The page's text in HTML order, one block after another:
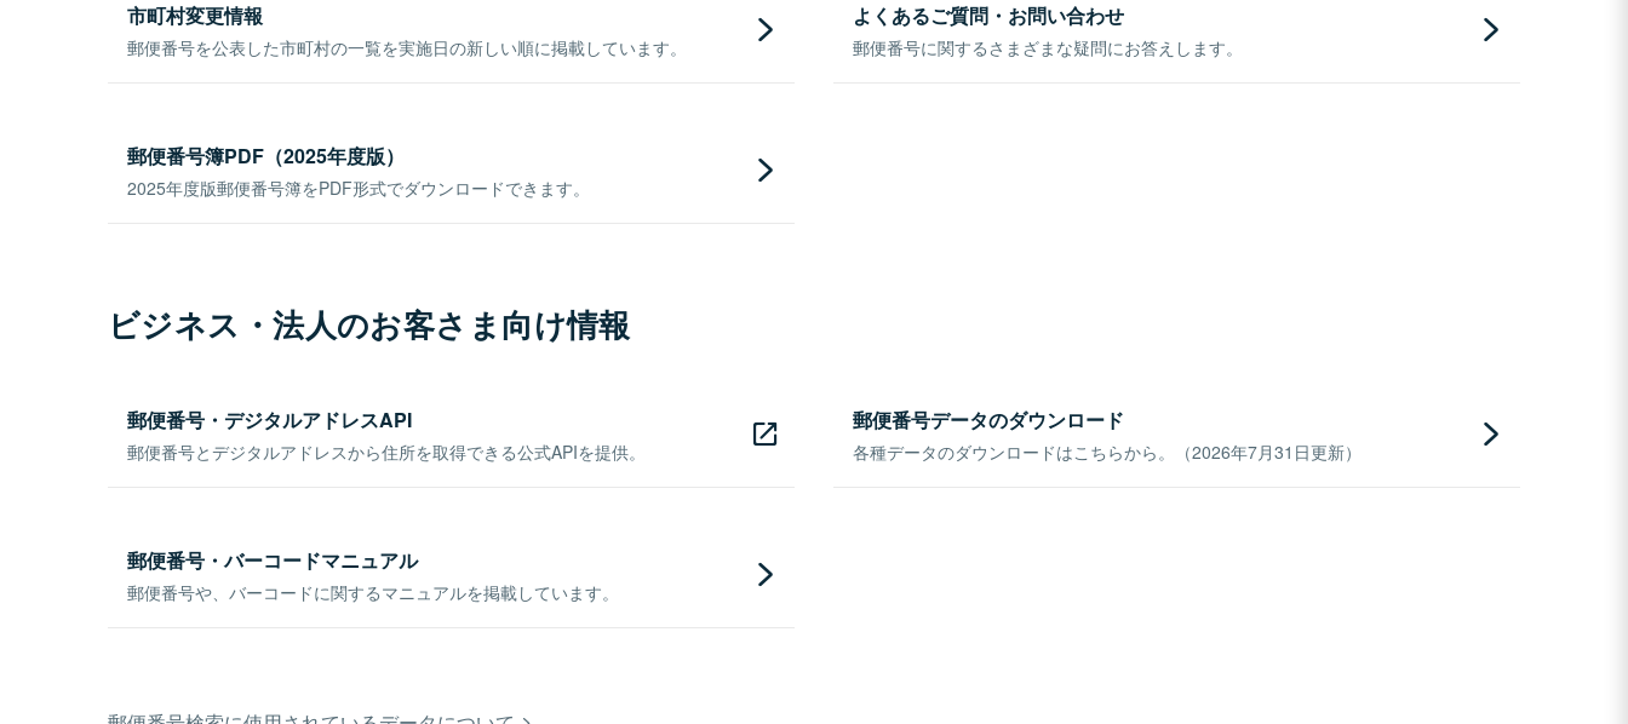
市町村変更情報
郵便番号を公表した市町村の一覧を実施日の新しい順に掲載しています。
よくあるご質問・お問い合わせ
郵便番号に関するさまざまな疑問にお答えします。
郵便番号簿PDF（2025年度版）
2025年度版郵便番号簿をPDF形式でダウンロードできます。
ビジネス・法人のお客さま向け情報
郵便番号・デジタルアドレスAPI
郵便番号とデジタルアドレスから住所を取得できる公式APIを提供。
郵便番号データのダウンロード
各種データのダウンロードはこちらから。（2026年7月31日更新）
郵便番号・バーコードマニュアル
郵便番号や、バーコードに関するマニュアルを掲載しています。